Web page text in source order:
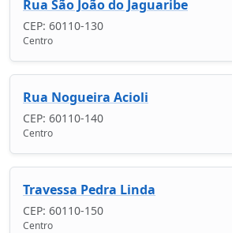
Rua São João do Jaguaribe
CEP: 60110-130
Centro
Rua Nogueira Acioli
CEP: 60110-140
Centro
Travessa Pedra Linda
CEP: 60110-150
Centro